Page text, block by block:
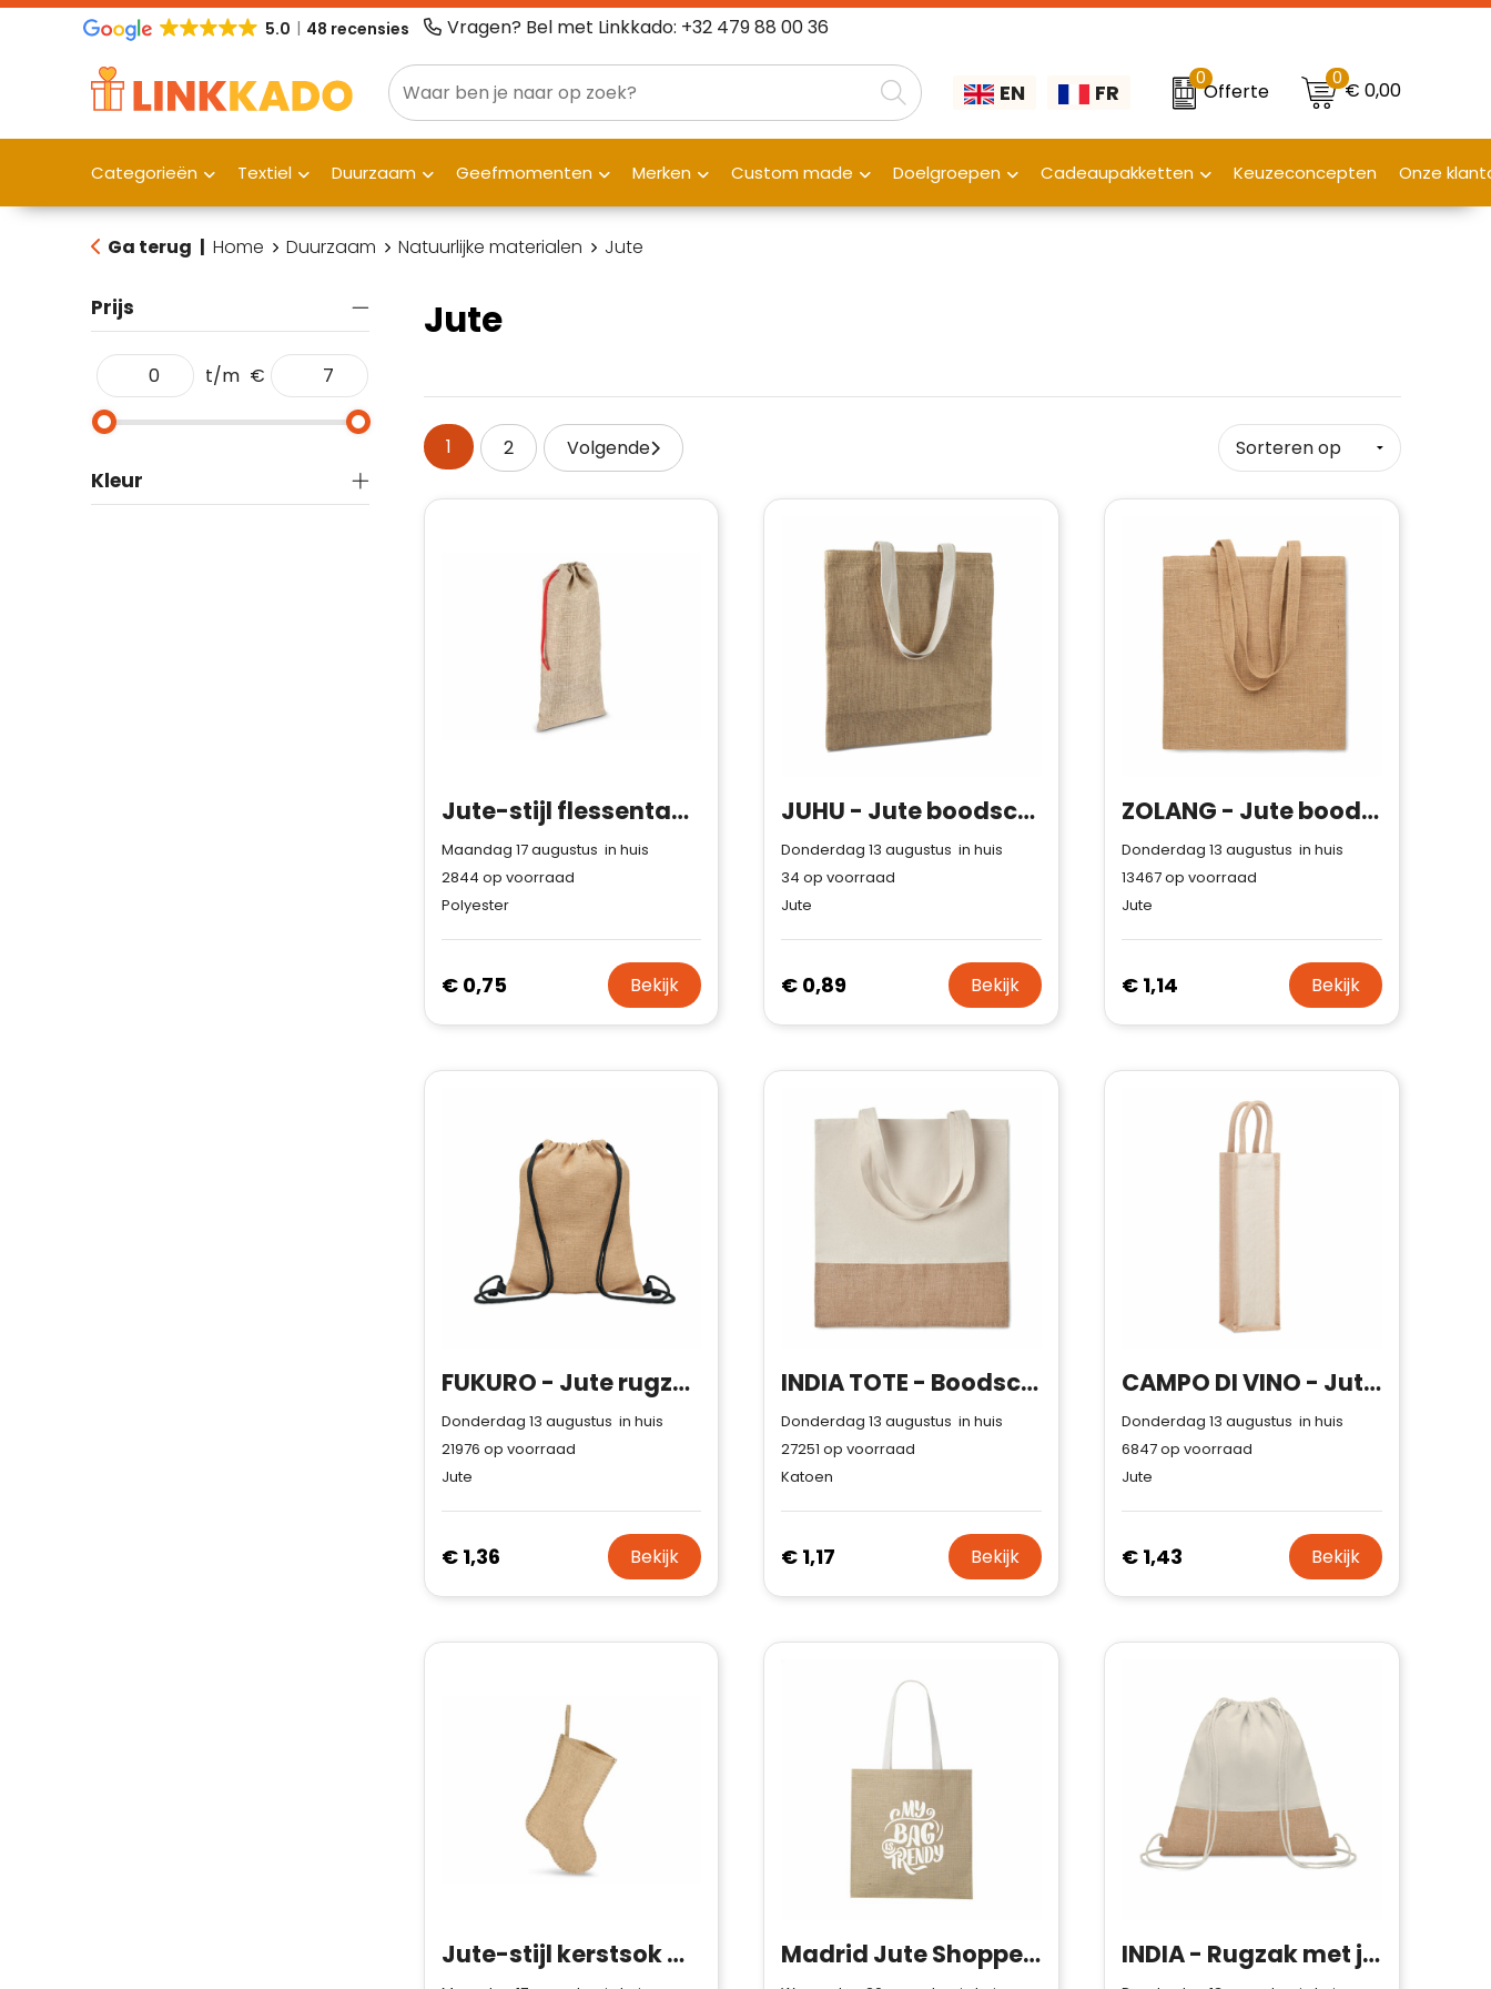
5.0 48 recensies Vragen? Bel met Linkkado: +32 479 88 00 36
EN FR
0
Offerte
0€ 0,00
Categorieën Textiel Duurzaam Geefmomenten Merken Custom made Doelgroepen Cadeaupakketten Keuzeconcepten Onze
Ga terug | Home Duurzaam Natuurlijke materialen Jute
Prijs
t/m €
Kleur
Jute
1 2 Volgende
Jute-stijl flessentasje 14 x 34 cm
Maandag 17 augustus in huis
2844 op voorraad
Polyester
€ 0,75 Bekijk
JUHU - Jute boodschappentas
Donderdag 13 augustus in huis
34 op voorraad
Jute
€ 0,89 Bekijk
ZOLANG - Jute boodschappentas
Donderdag 13 augustus in huis
13467op voorraad
Jute
€ 1,14 Bekijk
FUKURO - Jute rugzakje met koord
Donderdag 13 augustus in huis
21976 op voorraad
Jute
€ 1,36 Bekijk
INDIA TOTE - Boodschappentas met jute
Donderdag 13 augustus in huis
27251 op voorraad
Katoen
€ 1,17 Bekijk
CAMPO DI VINO - Jute wijntas voor 1 fles
Donderdag 13 augustus in huis
6847op voorraad
Jute
€ 1,43 Bekijk
Jute-stijl kerstsok met decoratieve stiksels 40 cm Madrid Jute Shopper (320 g/m²) winkeltas INDIA - Rugzak met jute